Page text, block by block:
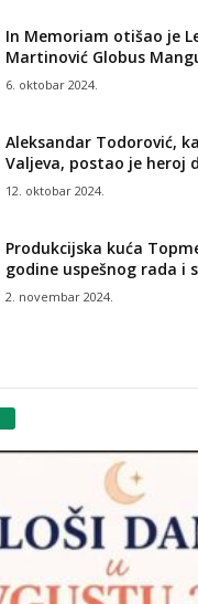
In Memoriam otišao je
Martinović Globus
6. oktobar 2024.
Aleksandar Todorović,
Valjeva, postao je heroj
12. oktobar 2024.
Produkcijska kuća
godine uspešnog rada i
2. novembar 2024.